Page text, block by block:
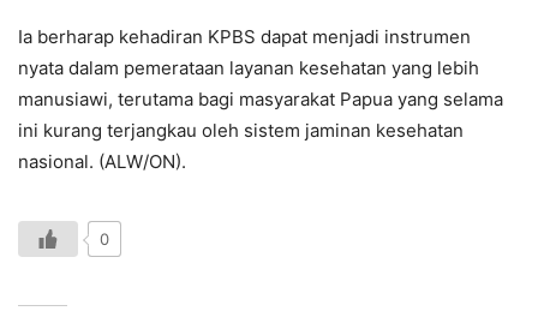
Ia berharap kehadiran KPBS dapat menjadi instrumen
nyata dalam pemerataan layanan kesehatan yang lebih
manusiawi, terutama bagi masyarakat Papua yang selama
ini kurang terjangkau oleh sistem jaminan kesehatan
nasional. (ALW/ON).
0